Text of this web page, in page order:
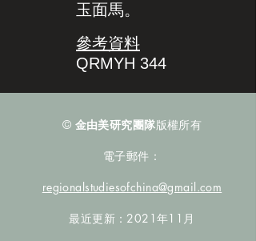
玉面馬。
參考資料
QRMYH 344
© 金由美研究團隊版權所有
電子郵件：
regionalstudiesofchina@gmail.com
最近更新：2021年11月